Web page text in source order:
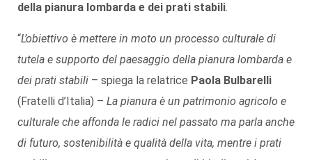
della pianura lombarda e dei prati stabili.
“L’obiettivo è mettere in moto un processo culturale di
tutela e supporto del paesaggio della pianura lombarda e
dei prati stabili – spiega la relatrice Paola Bulbarelli
(Fratelli d’Italia) – La pianura è un patrimonio agricolo e
culturale che affonda le radici nel passato ma parla anche
di futuro, sostenibilità e qualità della vita, mentre i prati